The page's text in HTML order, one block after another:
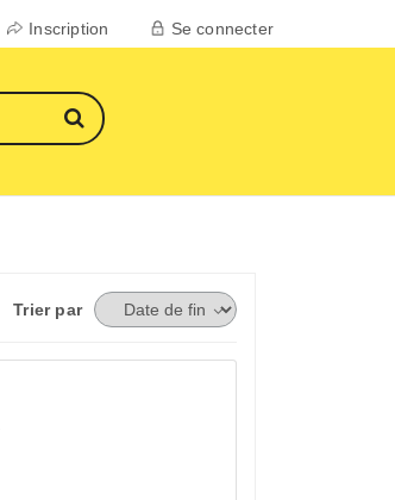
Inscription Se connecter
Trier par